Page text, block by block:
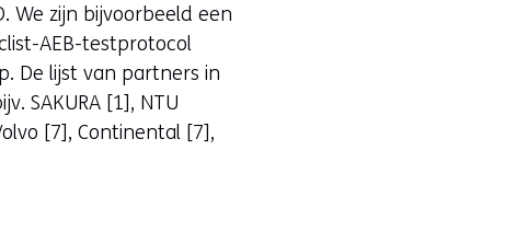
zijn bijvoorbeeld een
AEB-testprotocol
De lijst van partners in
SAKURA [1], NTU
[7], Continental [7],